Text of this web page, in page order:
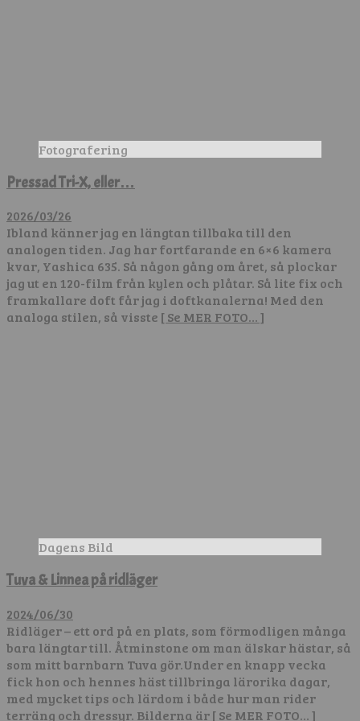
Fotografering
Pressad Tri-X, eller…
2026/03/26
Ibland känner jag en längtan tillbaka till den
analogen tiden. Jag har fortfarande en 6×6 kamera
kvar, Yashica 635. Så någon gång om året, så plockar
jag ut en 120-film från kylen och plåtar. Så lite fix och
framkallare doft får jag i doftkanalerna! Med den
analoga stilen, så visste [ Se MER FOTO… ]
Dagens Bild
Tuva & Linnea på ridläger
2024/06/30
Ridläger – ett ord på en plats, som förmodligen många
bara längtar till. Åtminstone om man älskar hästar, så
som mitt barnbarn Tuva gör.Under en knapp vecka
fick hon och hennes häst tillbringa lärorika dagar,
med mycket tips och lärdom i både hur man rider
terräng och dressyr. Bilderna är[ Se MER FOTO… ]